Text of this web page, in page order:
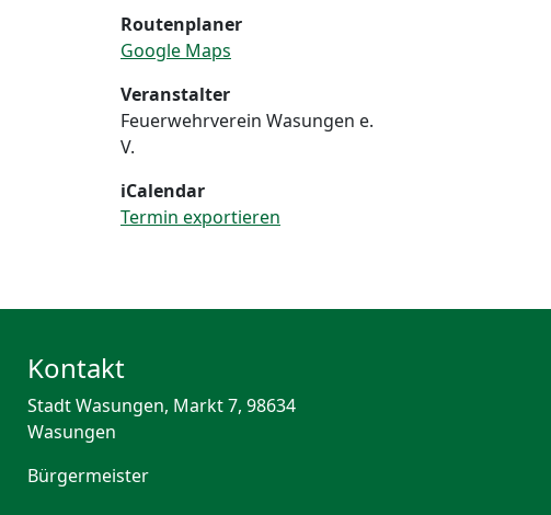
Routenplaner
Google Maps
Veranstalter
Feuerwehrverein Wasungen e.
V.
iCalendar
Termin exportieren
Kontakt
Stadt Wasungen, Markt 7, 98634
Wasungen
Bürgermeister